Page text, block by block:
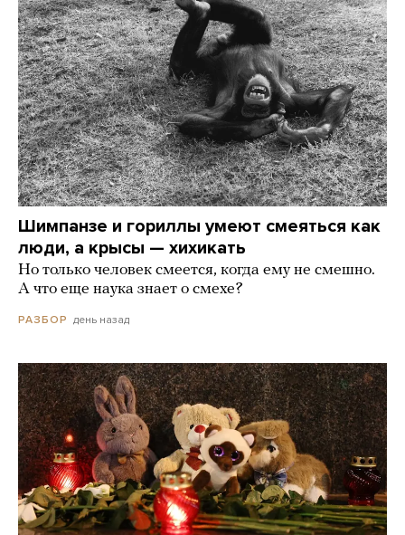
Шимпанзе и гориллы умеют смеяться как
люди, а крысы — хихикать
Но только человек смеется, когда ему не смешно.
А что еще наука знает о смехе?
РАЗБОР день назад